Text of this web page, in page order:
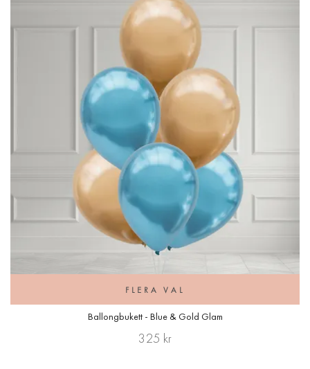
FLERA VAL
Ballongbukett - Blue & Gold Glam
325 kr